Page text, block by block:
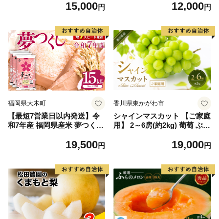
15,000円
毛和牛 ブランド牛 九州 ハン
(H083106)
12,000円
福岡県大木町
【最短7営業日以内発送】令
和7年産 福岡県産米 夢つくし
19,500円
香川県東かがわ市
シャインマスカット 【ご家庭
用】 2～6房(約2kg) 葡萄 ぶど
もの 果実 旬の果物 旬のフル
19,000円